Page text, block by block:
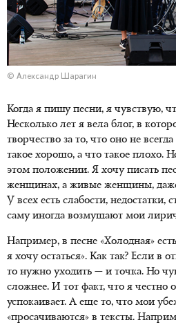
© Александр Шарагин
Когда я пишу песни, я чувствую,
Несколько лет я вела блог, в
творчество за то, что оно не
такое хорошо, а что такое плохо.
этом положении. Я хочу писать
женщинах, а живые женщины,
У всех есть слабости,
саму иногда возмущают мои
Например, в песне «Холодная»
я хочу остаться». Как так? Если в
то нужно уходить — и точка. Но
сложнее. И тот факт, что я честно
успокаивает. А еще то, что мои
«просачиваются» в тексты.